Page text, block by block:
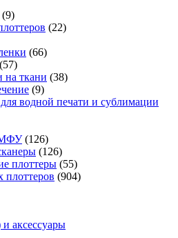
(9)
(22)
(66)
(57)
на ткани (38)
(9)
водной печати и сублимации
МФУ(126)
(126)
плоттеры (55)
(904)
аксессуары